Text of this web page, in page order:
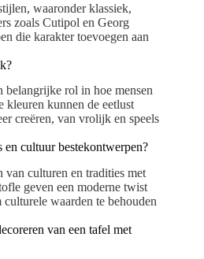
waaronder klassiek,
zoals Cutipol en Georg
die karakter toevoegen aan
belangrijke rol in hoe mensen
kleuren kunnen de eetlust
creëren, van vrolijk en speels
en cultuur bestekontwerpen?
van culturen en tradities met
geven een moderne twist
waarden te behouden
van een tafel met